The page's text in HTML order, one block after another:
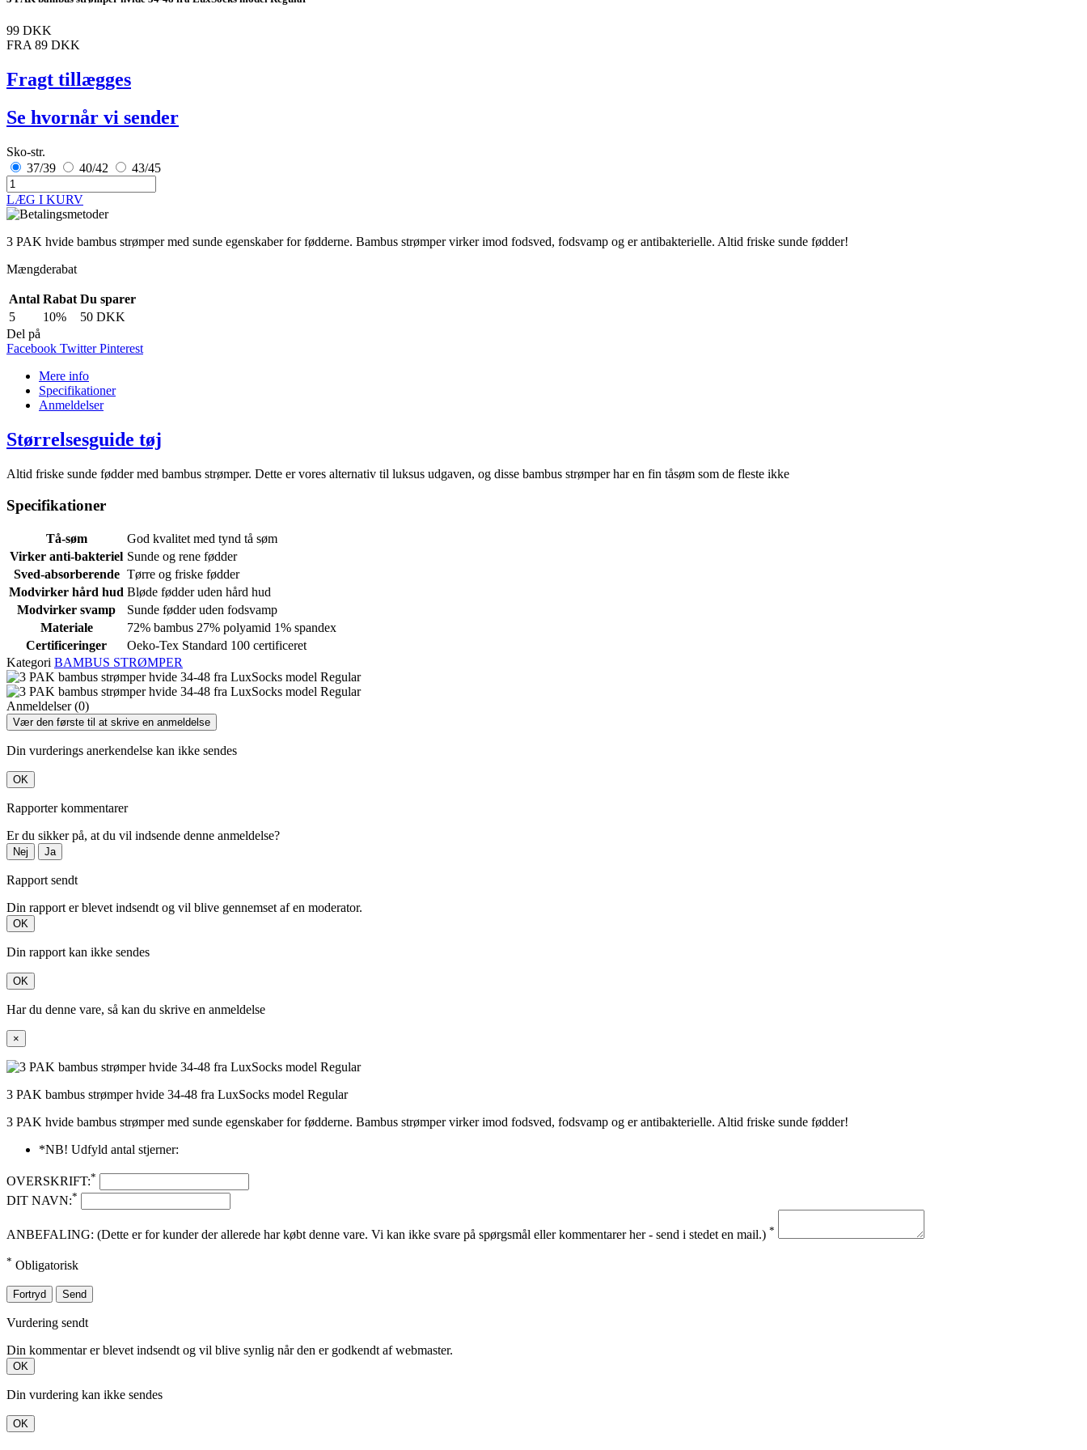
99 DKK
FRA 89 DKK
Fragt tillægges
Se hvornår vi sender
Sko-str.
37/39
40/42 43/45
LÆG I KURV
3 PAK hvide bambus strømper med sunde egenskaber for fødderne. Bambus strømper virker imod fodsved, fodsvamp og er antibakterielle. Altid friske sunde fødder!
Mængderabat
Antal Rabat Du sparer
5
10%
50 DKK
Del på
Facebook Twitter Pinterest
Mere info
Specifikationer
Anmeldelser
Størrelsesguide tøj
Altid friske sunde fødder med bambus strømper. Dette er vores alternativ til luksus udgaven, og disse bambus strømper har en fin tåsøm som de fleste ikke
Specifikationer
Tå-søm
God kvalitet med tynd tå søm
Virker anti-bakteriel Sunde og rene fødder
Sved-absorberende Tørre og friske fødder
Modvirker hård hud Bløde fødder uden hård hud
Modvirker svamp
Sunde fødder uden fodsvamp
Materiale
72% bambus 27% polyamid 1% spandex
Certificeringer
Oeko-Tex Standard 100 certificeret
Kategori BAMBUS STRØMPER
Anmeldelser (0)
Vær den første til at skrive en anmeldelse
Din vurderings anerkendelse kan ikke sendes
OK
Rapporter kommentarer
Er du sikker på, at du vil indsende denne anmeldelse?
Nej Ja
Rapport sendt
Din rapport er blevet indsendt og vil blive gennemset af en moderator.
OK
Din rapport kan ikke sendes
OK
Har du denne vare, så kan du skrive en anmeldelse
×
3 PAK bambus strømper hvide 34-48 fra LuxSocks model Regular
3 PAK hvide bambus strømper med sunde egenskaber for fødderne. Bambus strømper virker imod fodsved, fodsvamp og er antibakterielle. Altid friske sunde fødder!
*NB! Udfyld antal stjerner:
OVERSKRIFT:*
DIT NAVN:*
ANBEFALING: (Dette er for kunder der allerede har købt denne vare. Vi kan ikke svare på spørgsmål eller kommentarer her - send i stedet en mail.) *
* Obligatorisk
Fortryd Send
Vurdering sendt
Din kommentar er blevet indsendt og vil blive synlig når den er godkendt af webmaster.
OK
Din vurdering kan ikke sendes
OK